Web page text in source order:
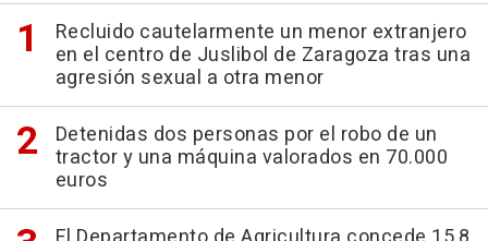
Recluido cautelarmente un menor extranjero
en el centro de Juslibol de Zaragoza tras una
agresión sexual a otra menor
Detenidas dos personas por el robo de un
tractor y una máquina valorados en 70.000
euros